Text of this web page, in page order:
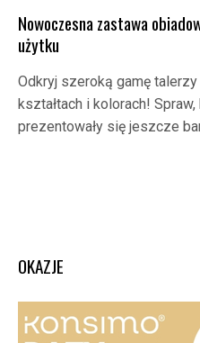
Nowoczesna zastawa
użytku
Odkryj szeroką gamę
kształtach i kolorach!
prezentowały się jeszcze
OKAZJE